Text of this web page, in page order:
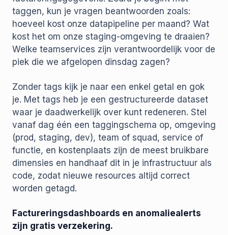
taggen, kun je vragen beantwoorden zoals:
hoeveel kost onze datapipeline per maand? Wat
kost het om onze staging-omgeving te draaien?
Welke teamservices zijn verantwoordelijk voor de
piek die we afgelopen dinsdag zagen?
Zonder tags kijk je naar een enkel getal en gok
je. Met tags heb je een gestructureerde dataset
waar je daadwerkelijk over kunt redeneren. Stel
vanaf dag één een taggingschema op, omgeving
(prod, staging, dev), team of squad, service of
functie, en kostenplaats zijn de meest bruikbare
dimensies en handhaaf dit in je infrastructuur als
code, zodat nieuwe resources altijd correct
worden getagd.
Factureringsdashboards en anomaliealerts
zijn gratis verzekering.